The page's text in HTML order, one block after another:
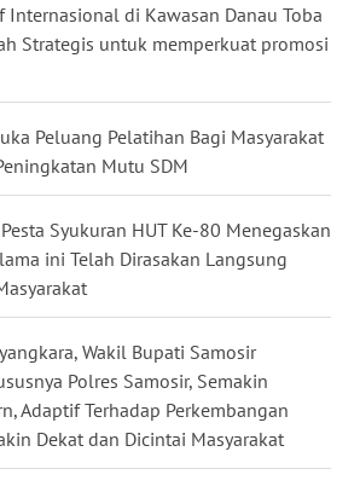
Internasional di Kawasan Danau Toba
Strategis untuk memperkuat promosi
Peluang Pelatihan Bagi Masyarakat
Mutu SDM
Syukuran HUT Ke-80 Menegaskan
ini Telah Dirasakan Langsung
Wakil Bupati Samosir
Polres Samosir, Semakin
Adaptif Terhadap Perkembangan
Dekat dan Dicintai Masyarakat